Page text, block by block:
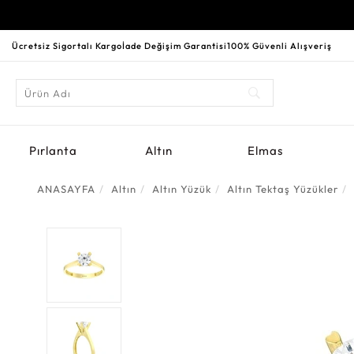
Ücretsiz Sigortalı Kargoİade Değişim Garantisi100% Güvenli Alışveriş
Pırlanta Altın Elmas
ANASAYFA Altın Altın Yüzük Altın Tektaş Yüzükler